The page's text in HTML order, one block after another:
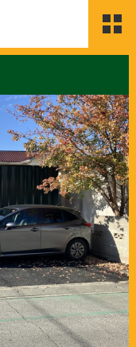
ービス
れ
問
声